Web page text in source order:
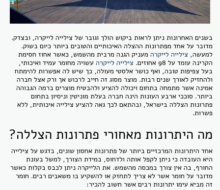
בשנים האחרונות ניתן לראות ביקוש הולך וגובר של צילייה לייקרה, ובצדק.
מדובר על אחד מפתרונות ההצלה האיכותיים והטובים ביותר כיום בשוק.
למעשה, צילייה לייקרה מעניק הגנה מרבית מהשמש, כאשר אחוז חסימת
הקרינה עומד על 98 אחוזים.
צילייה לייקרה עשויה מחומר עמיד ואיכותי,
בעל צפיפות טובה, ואף כושר אלסטי מעולה, כך שיש לה אפשרות להימתח
ולהחזיק לאורך שנים רבות. מוצר מסוג זה חייב לרכוש אך ורק אצל חברה
אמינה אשר מתמחה בתחום ויכולה להציע ולהבטיח מוצרים ברמה הגבוהה
ביותר. סוככי ארבע העונות הינה חברה בעלת מוניטין וניסיון בתחום
פתרונות הצללה בישראל, ובהתאם לכך גאה להציע צילייה איכותית, ללא
פשרות.
מה היתרונות מאחורי פתרונות הצללה?
אחד היתרונות המרכזיים ביותר של פתרונות אחסון שונים, בדגש על צילייה
היא העובדה כי ניתן לקפל אותה ולדחוס, במידת הצורך, למשל בעונת
החורף, בה אין צורך במכסה מהשמש. את הלייקרה ניתן לכבס בקלות כאשר
מדובר על חומר אשר לא צריך לתחזק או להשקיע בו משאבים רבים. חומר
זה מביא עימו יתרונות רבים אשר חשוב להכיר: